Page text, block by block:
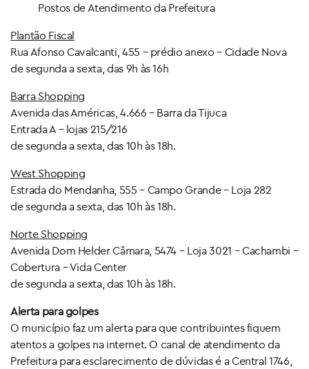
Postos de Atendimento da Prefeitura
Plantão Fiscal
Rua Afonso Cavalcanti, 455 – prédio anexo – Cidade Nova
de segunda a sexta, das 9h às 16h
Barra Shopping
Avenida das Américas, 4.666 – Barra da Tijuca
Entrada A – lojas 215/216
de segunda a sexta, das 10h às 18h.
West Shopping
Estrada do Mendanha, 555 – Campo Grande – Loja 282
de segunda a sexta, das 10h às 18h.
Norte Shopping
Avenida Dom Helder Câmara, 5474 – Loja 3021 – Cachambi –
Cobertura – Vida Center
de segunda a sexta, das 10h às 18h.
Alerta para golpes
O município faz um alerta para que contribuintes fiquem
atentos a golpes na internet. O canal de atendimento da
Prefeitura para esclarecimento de dúvidas é a Central 1746,